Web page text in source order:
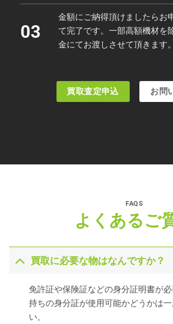
03
金額にご納得頂けましたらお
て完了です。一部高額機材を
金にてお渡しさせて頂きます。
買取査定申込 お問
FAQS
よくあるご
買取に必要な物はなんですか？
免許証や保険証などの身分証明書が
持ちの身分証が使用可能かどうかは
い。